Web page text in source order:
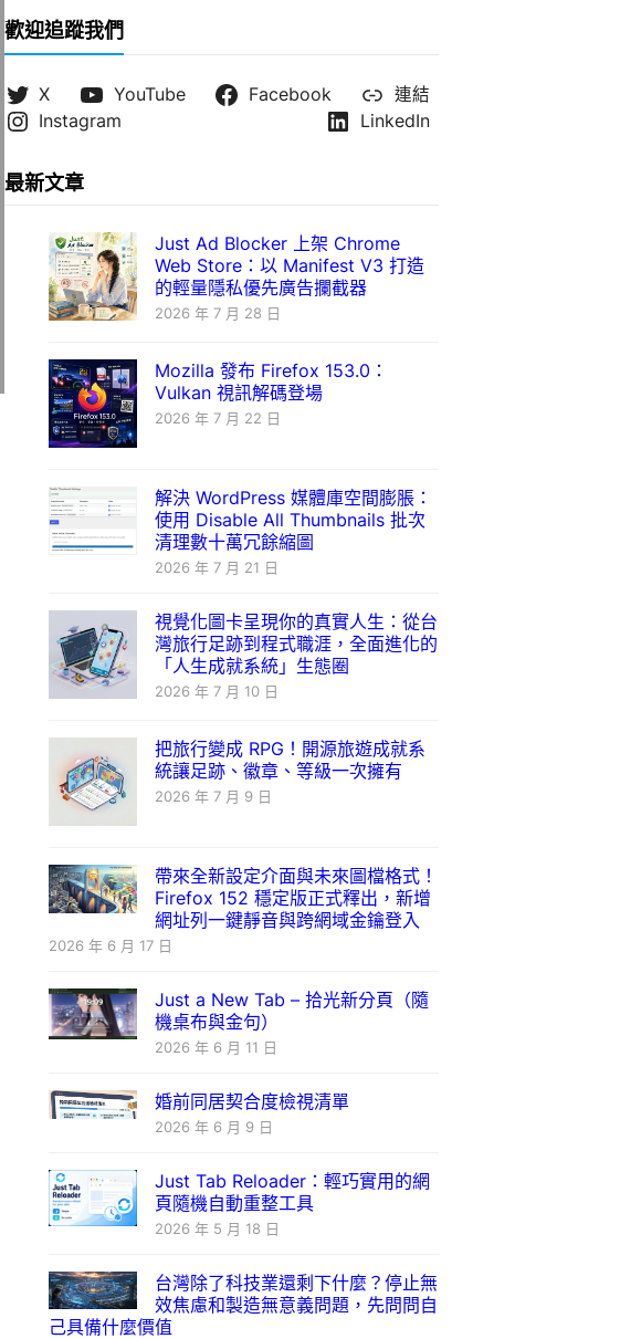
歡迎追蹤我們
X YouTube Facebook
連結
Instagram
LinkedIn
最新文章
Just Ad Blocker 上架 Chrome
Web Store：以 Manifest V3 打造
的輕量隱私優先廣告攔截器
2026 年 7 月 28 日
Mozilla 發布 Firefox 153.0：
Vulkan 視訊解碼登場
2026 年 7 月 22 日
解決 WordPress 媒體庫空間膨脹：
使用 Disable All Thumbnails 批次
清理數十萬冗餘縮圖
2026 年 7 月 21 日
視覺化圖卡呈現你的真實人生：從台
灣旅行足跡到程式職涯，全面進化的
「人生成就系統」生態圈
2026 年 7 月 10 日
把旅行變成 RPG！開源旅遊成就系
統讓足跡、徽章、等級一次擁有
2026 年 7 月 9 日
帶來全新設定介面與未來圖檔格式！
Firefox 152 穩定版正式釋出，新增
網址列一鍵靜音與跨網域金鑰登入
2026 年 6 月 17 日
Just a New Tab – 拾光新分頁（隨
機桌布與金句）
2026 年 6 月 11 日
婚前同居契合度檢視清單
2026 年 6 月 9 日
Just Tab Reloader：輕巧實用的網
頁隨機自動重整工具
2026 年 5 月 18 日
台灣除了科技業還剩下什麼？停止無
效焦慮和製造無意義問題，先問問自
己具備什麼價值